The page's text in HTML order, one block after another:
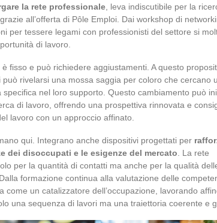
la rete professionale , leva indiscutibile per la
all’offerta di Pôle Emploi. Dai workshop di
per tessere legami con professionisti del settore si
di lavoro.
fisso e può richiedere aggiustamenti. A questo
rivelarsi una mossa saggia per coloro che cercano
specifica nel loro supporto. Questo cambiamento può
di lavoro, offrendo una prospettiva rinnovata e
lavoro con un approccio affinato.
qui. Integrano anche dispositivi progettati per
dei disoccupati e le esigenze del mercato . La rete
per la quantità di contatti ma anche per la qualità
formazione continua alla valutazione delle
come un catalizzatore dell’occupazione, lavorando
una sequenza di lavori ma una traiettoria coerente e